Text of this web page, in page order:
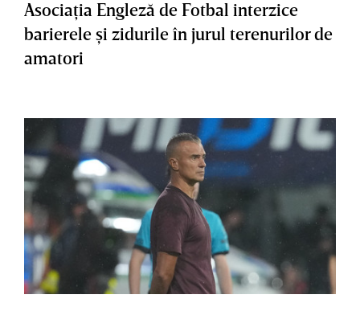
Asociaţia Engleză de Fotbal interzice
barierele şi zidurile în jurul terenurilor de
amatori